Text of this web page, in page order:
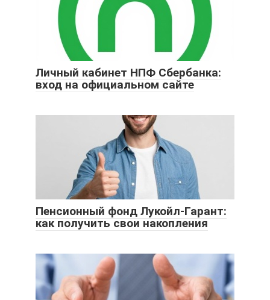
Личный кабинет НПФ Сбербанка:
вход на официальном сайте
Пенсионный фонд Лукойл-Гарант:
как получить свои накопления